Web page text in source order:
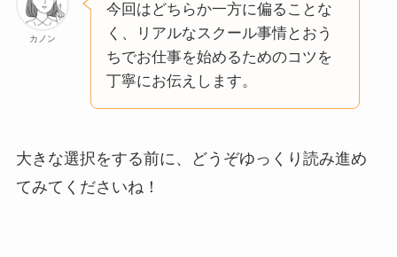
カノン
今回はどちらか一方に偏ることな
く、リアルなスクール事情とおう
ちでお仕事を始めるためのコツを
丁寧にお伝えします。
大きな選択をする前に、どうぞゆっくり読み進め
てみてくださいね！